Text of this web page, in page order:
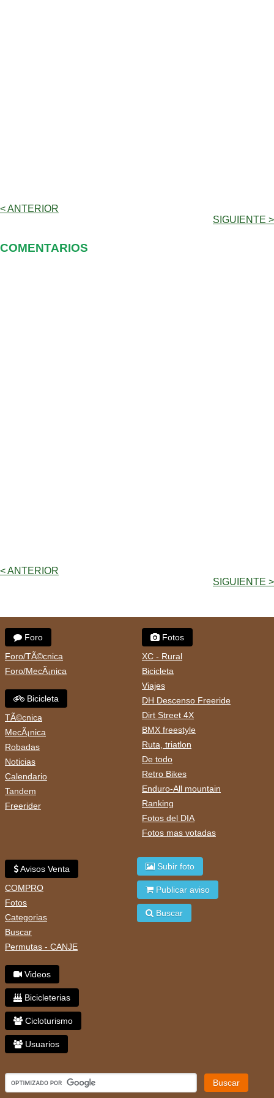
< ANTERIOR
SIGUIENTE >
COMENTARIOS
< ANTERIOR
SIGUIENTE >
Foro
Foro/TÃ©cnica
Foro/MecÃ¡nica
Bicicleta
TÃ©cnica
MecÃ¡nica
Robadas
Noticias
Calendario
Tandem
Freerider
Fotos
XC - Rural
Bicicleta
Viajes
DH Descenso Freeride
Dirt Street 4X
BMX freestyle
Ruta, triatlon
De todo
Retro Bikes
Enduro-All mountain
Ranking
Fotos del DIA
Fotos mas votadas
Avisos Venta
COMPRO
Fotos
Categorias
Buscar
Permutas - CANJE
Videos
Bicicleterias
Cicloturismo
Usuarios
Subir foto
Publicar aviso
Buscar
Buscar